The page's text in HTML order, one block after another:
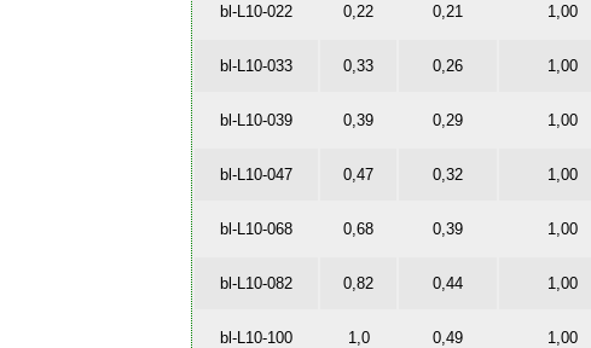
bl-L10-022 0,22 0,21 1,00
bl-L10-033 0,33 0,26 1,00
bl-L10-039 0,39 0,29 1,00
bl-L10-047 0,47 0,32 1,00
bl-L10-068 0,68 0,39 1,00
bl-L10-082 0,82 0,44 1,00
bl-L10-100 1,0 0,49 1,00